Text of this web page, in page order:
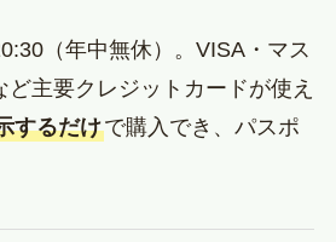
（年中無休）。VISA・マス
主要クレジットカードが使え
するだけで購入でき、パスポ